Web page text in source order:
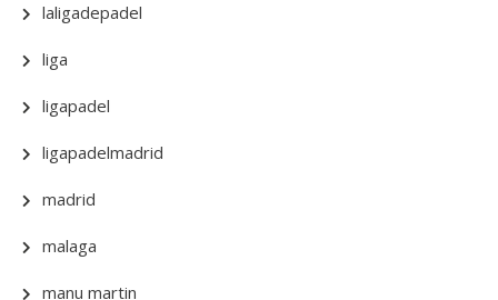
laligadepadel
liga
ligapadel
ligapadelmadrid
madrid
malaga
manu martin